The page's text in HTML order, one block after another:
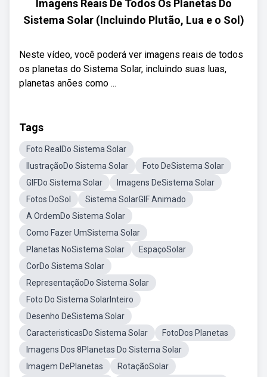
Imagens Reais De Todos Os Planetas Do
Sistema Solar (Incluindo Plutão, Lua e o Sol)
Neste vídeo, você poderá ver imagens reais de todos
os planetas do Sistema Solar, incluindo suas luas,
planetas anões como ...
Tags
Foto RealDo Sistema Solar
IlustraçãoDo Sistema Solar
Foto DeSistema Solar
GIFDo Sistema Solar
Imagens DeSistema Solar
Fotos DoSol
Sistema SolarGIF Animado
A OrdemDo Sistema Solar
Como Fazer UmSistema Solar
Planetas NoSistema Solar
EspaçoSolar
CorDo Sistema Solar
RepresentaçãoDo Sistema Solar
Foto Do Sistema SolarInteiro
Desenho DeSistema Solar
CaracteristicasDo Sistema Solar
FotoDos Planetas
Imagens Dos 8Planetas Do Sistema Solar
Imagem DePlanetas
RotaçãoSolar